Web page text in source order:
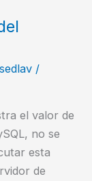
sedlav /
el valor de
no se
esta
de